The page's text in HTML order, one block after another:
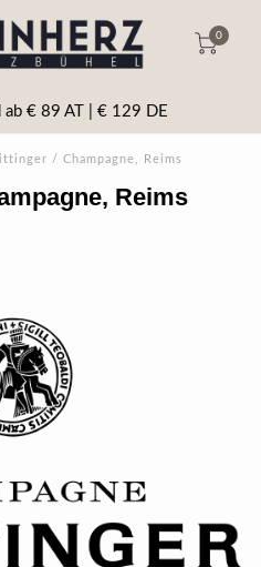
0
ab € 89 AT | € 129 DE
/ Champagne, Reims
Reims